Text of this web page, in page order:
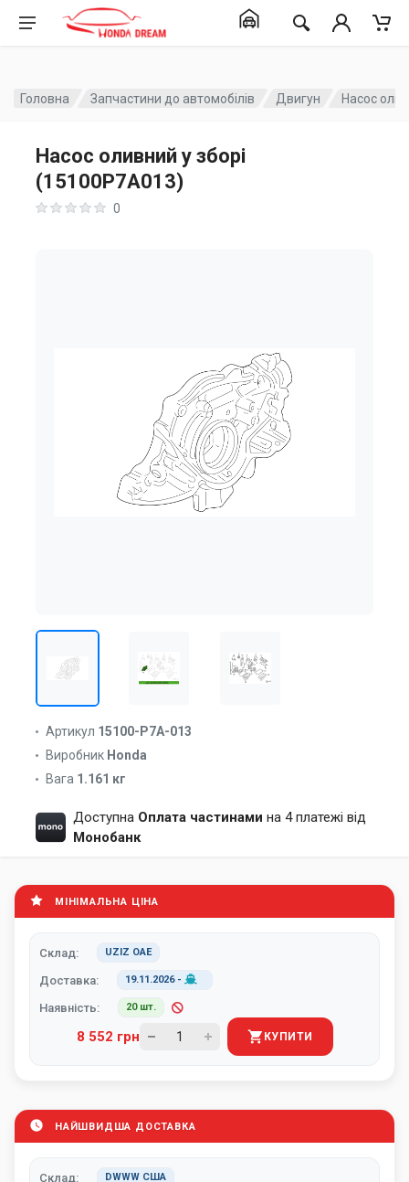
Головна Запчастини до автомобілів Двигун Насос
Насос оливний у зборі
(15100P7A013)
0
Артикул 15100-P7A-013
Виробник Honda
Вага 1.161 кг
Доступна Оплата частинами на 4 платежі від
Монобанк
МІНІМАЛЬНА ЦІНА
Склад: UZIZ ОАЕ
Доставка: 19.11.2026-
Наявність: 20 шт.
8 552 грн КУПИТИ
НАЙШВИДША ДОСТАВКА
Склад: DWWW США